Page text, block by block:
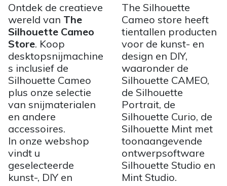
Ontdek de creatieve
wereld van The
Silhouette Cameo
Store. Koop
desktopsnijmachine
s inclusief de
Silhouette Cameo
plus onze selectie
van snijmaterialen
en andere
accessoires.
In onze webshop
vindt u
geselecteerde
kunst-, DIY en
The Silhouette
Cameo store heeft
tientallen producten
voor de kunst- en
design en DIY,
waaronder de
Silhouette CAMEO,
de Silhouette
Portrait, de
Silhouette Curio, de
Silhouette Mint met
toonaangevende
ontwerpsoftware
Silhouette Studio en
Mint Studio.